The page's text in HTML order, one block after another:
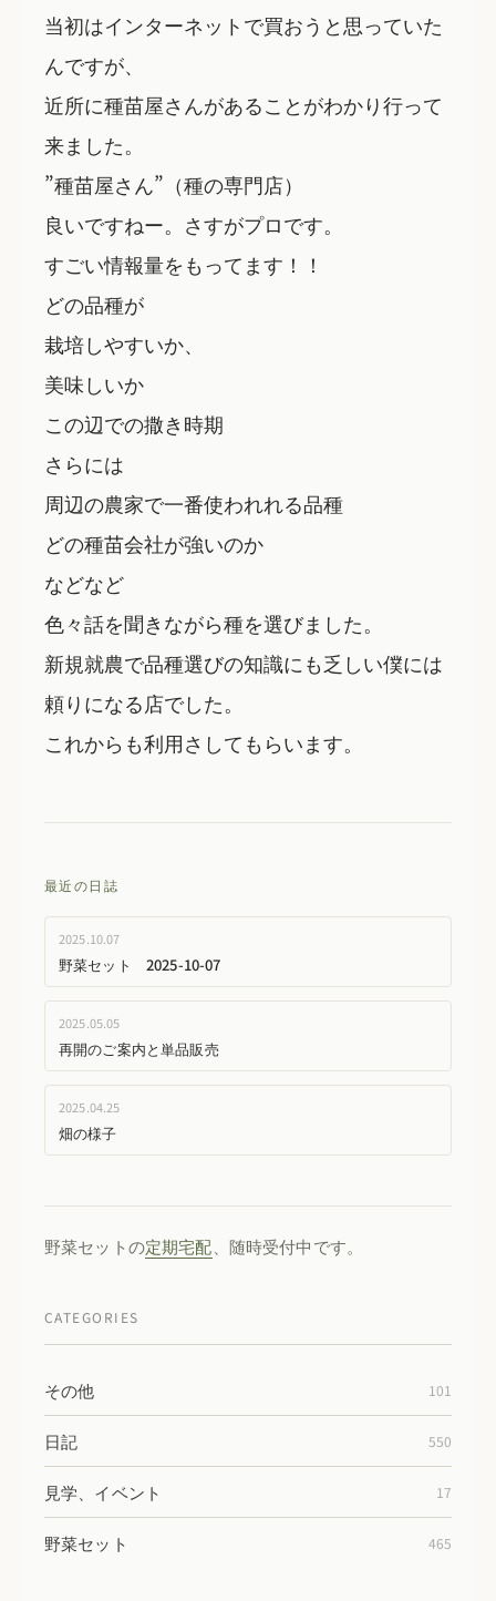
当初はインターネットで買おうと思っていた
んですが、
近所に種苗屋さんがあることがわかり行って
来ました。
”種苗屋さん”（種の専門店）
良いですねー。さすがプロです。
すごい情報量をもってます！！
どの品種が
栽培しやすいか、
美味しいか
この辺での撒き時期
さらには
周辺の農家で一番使われれる品種
どの種苗会社が強いのか
などなど
色々話を聞きながら種を選びました。
新規就農で品種選びの知識にも乏しい僕には
頼りになる店でした。
これからも利用さしてもらいます。
最近の日誌
2025.10.07
野菜セット 2025-10-07
2025.05.05
再開のご案内と単品販売
2025.04.25
畑の様子
野菜セットの定期宅配 、随時受付中です。
CATEGORIES
その他 101
日記 550
見学、イベント 17
野菜セット 465